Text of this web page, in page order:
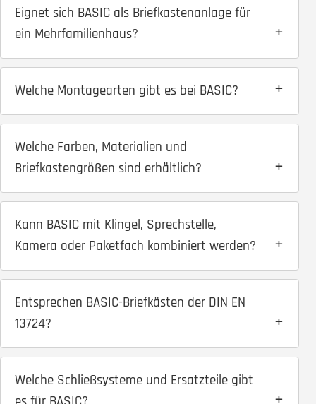
Eignet sich BASIC als Briefkastenanlage für
ein Mehrfamilienhaus?
Welche Montagearten gibt es bei BASIC?
Welche Farben, Materialien und
Briefkastengrößen sind erhältlich?
Kann BASIC mit Klingel, Sprechstelle,
Kamera oder Paketfach kombiniert werden?
Entsprechen BASIC-Briefkästen der DIN EN
13724?
Welche Schließsysteme und Ersatzteile gibt